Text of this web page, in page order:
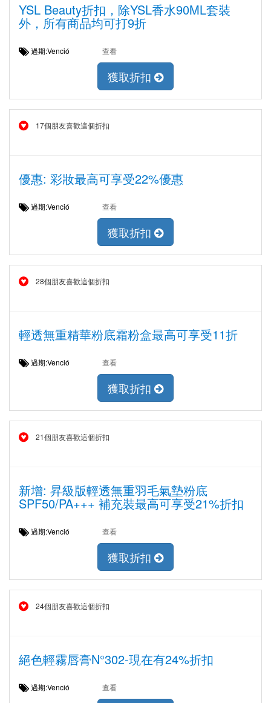
YSL Beauty折扣，除YSL香水90ML套裝
外，所有商品均可打9折
過期:Venció 查看
獲取折扣
17個朋友喜歡這個折扣
優惠: 彩妝最高可享受22%優惠
過期:Venció 查看
獲取折扣
28個朋友喜歡這個折扣
輕透無重精華粉底霜粉盒最高可享受11折
過期:Venció 查看
獲取折扣
21個朋友喜歡這個折扣
新增: 昇級版輕透無重羽毛氣墊粉底
SPF50/PA+++ 補充裝最高可享受21%折扣
過期:Venció 查看
獲取折扣
24個朋友喜歡這個折扣
絕色輕霧唇膏N°302-現在有24%折扣
過期:Venció 查看